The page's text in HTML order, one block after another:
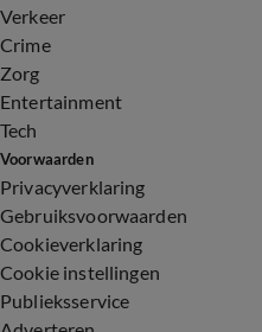
Verkeer
Crime
Zorg
Entertainment
Tech
Voorwaarden
Privacyverklaring
Gebruiksvoorwaarden
Cookieverklaring
Cookie instellingen
Publieksservice